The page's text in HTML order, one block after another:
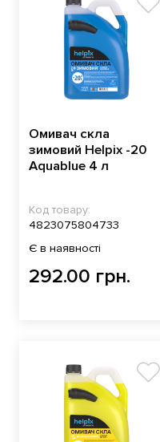
Омивач скла
зимовий Helpix -20
Аquablue 4 л
Код товару:
4823075804733
Є в наявності
292.00 грн.